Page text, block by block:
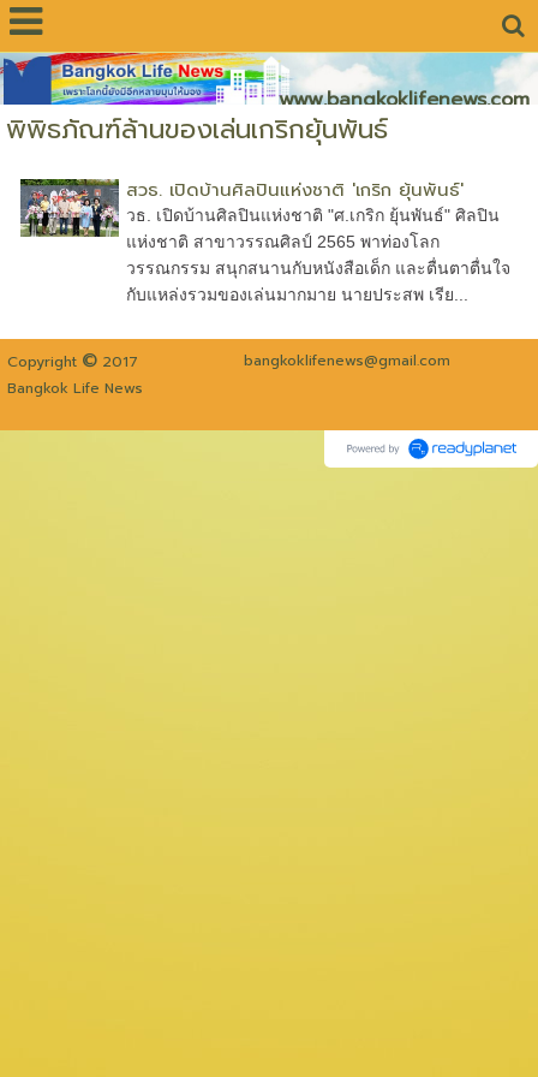
www.bangkoklifenews.com
พิพิธภัณฑ์ล้านของเล่นเกริกยุ้นพันธ์
สวธ. เปิดบ้านศิลปินแห่งชาติ 'เกริก ยุ้นพันธ์'
วธ. เปิดบ้านศิลปินแห่งชาติ "ศ.เกริก ยุ้นพันธ์" ศิลปิน
แห่งชาติ สาขาวรรณศิลป์ 2565 พาท่องโลก
วรรณกรรม สนุกสนานกับหนังสือเด็ก และตื่นตาตื่นใจ
กับแหล่งรวมของเล่นมากมาย นายประสพ เรีย...
Copyright © 2017
bangkoklifenews@gmail.com
Bangkok Life News